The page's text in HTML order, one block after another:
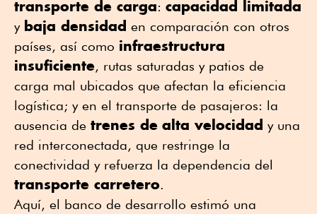
transporte de carga: capacidad limitada
y baja densidad en comparación con otros
países, así como infraestructura
insuficiente, rutas saturadas y patios de
carga mal ubicados que afectan la eficiencia
logística; y en el transporte de pasajeros: la
ausencia de trenes de alta velocidad y una
red interconectada, que restringe la
conectividad y refuerza la dependencia del
transporte carretero.
Aquí, el banco de desarrollo estimó una